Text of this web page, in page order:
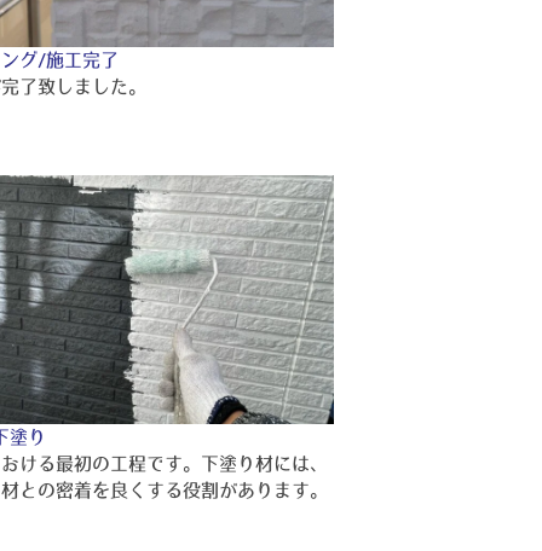
グ/施工完了
了致しました。
塗り
ける最初の工程です。下塗り材には、
との密着を良くする役割があります。